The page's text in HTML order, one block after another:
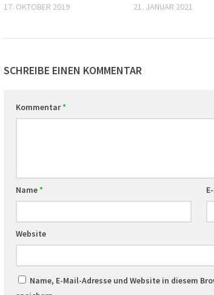
17. OKTOBER 2019 21. JANUAR 2021
SCHREIBE EINEN KOMMENTAR
Kommentar*
Name*
Website
Name, E-Mail-Adresse und Website in diesem